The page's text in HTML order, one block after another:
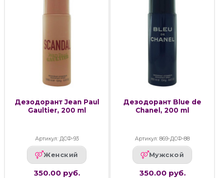
Дезодорант Jean Paul
Gaultier, 200 ml
Артикул: ДСФ-93
Женский
350.00 руб.
Дезодорант Blue de
Chanel, 200 ml
Артикул: 869-ДСФ-88
Мужской
350.00 руб.